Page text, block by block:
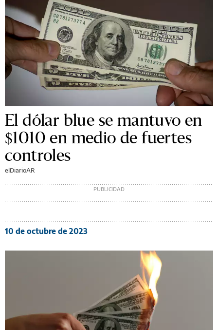
El dólar blue se mantuvo en
$1010 en medio de fuertes
controles
elDiarioAR
10 de octubre de 2023